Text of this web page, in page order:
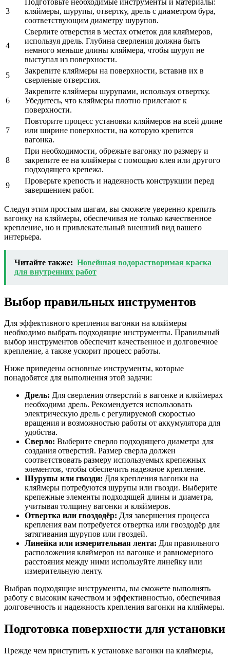
3
кляймеры, шурупы, отвертку, дрель с диаметром бура,
соответствующим диаметру шурупов.
4
Сверлите отверстия в местах отметок для кляймеров,
используя дрель. Глубина сверления должна быть
немного меньше длины кляймера, чтобы шуруп не
выступал из поверхности.
5
Закрепите кляймеры на поверхности, вставив их в
сверленые отверстия.
6
Закрепите кляймеры шурупами, используя отвертку.
Убедитесь, что кляймеры плотно прилегают к
поверхности.
7
Повторите процесс установки кляймеров на всей длине
или ширине поверхности, на которую крепится
вагонка.
8
При необходимости, обрежьте вагонку по размеру и
закрепите ее на кляймеры с помощью клея или другого
подходящего крепежа.
9
Проверьте крепость и надежность конструкции перед
завершением работ.
Следуя этим простым шагам, вы сможете уверенно крепить
вагонку на кляймеры, обеспечивая не только качественное
крепление, но и привлекательный внешний вид вашего
интерьера.
Читайте также: Новейшая водорастворимая краска
для внутренних работ
Выбор правильных инструментов
Для эффективного крепления вагонки на кляймеры
необходимо выбрать подходящие инструменты. Правильный
выбор инструментов обеспечит качественное и долговечное
крепление, а также ускорит процесс работы.
Ниже приведены основные инструменты, которые
понадобятся для выполнения этой задачи:
Дрель: Для сверления отверстий в вагонке и кляймерах
необходима дрель. Рекомендуется использовать
электрическую дрель с регулируемой скоростью
вращения и возможностью работы от аккумулятора для
удобства.
Сверло: Выберите сверло подходящего диаметра для
создания отверстий. Размер сверла должен
соответствовать размеру используемых крепежных
элементов, чтобы обеспечить надежное крепление.
Шурупы или гвозди: Для крепления вагонки на
кляймеры потребуются шурупы или гвозди. Выберите
крепежные элементы подходящей длины и диаметра,
учитывая толщину вагонки и кляймеров.
Отвертка или гвоздодёр: Для завершения процесса
крепления вам потребуется отвертка или гвоздодёр для
затягивания шурупов или гвоздей.
Линейка или измерительная лента: Для правильного
расположения кляймеров на вагонке и равномерного
расстояния между ними используйте линейку или
измерительную ленту.
Выбрав подходящие инструменты, вы сможете выполнять
работу с высоким качеством и эффективностью, обеспечивая
долговечность и надежность крепления вагонки на кляймеры.
Подготовка поверхности для установки
Прежде чем приступить к установке вагонки на кляймеры,